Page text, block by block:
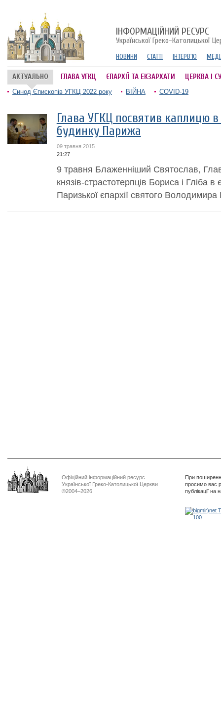
ІНФОРМАЦІЙНИЙ РЕСУРС
Української Греко-Католицької
НОВИНИ СТАТТІ ІНТЕРВ'Ю
АКТУАЛЬНО ГЛАВА УГКЦ ЄПАРХІЇ ТА ЕКЗАРХАТИ ЦЕРКВА І
Синод Єпископів УГКЦ 2022 року ВІЙНА COVID-19
Глава УГКЦ посвятив каплицю в
будинку Парижа
09 травня 2015
21:27
9 травня Блаженніший Святослав,
князів-страстотерпців Бориса і Гліба
Паризької єпархії святого Володимира
Офіційний інформаційний ресурс
Української Греко-Католицької Церкви
©2004–2026
При
просимо вас
публікації на